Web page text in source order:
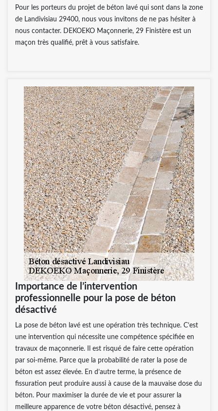
Pour les porteurs du projet de béton lavé qui sont dans la zone
de Landivisiau 29400, nous vous invitons de ne pas hésiter à
nous contacter. DEKOEKO Maçonnerie, 29 Finistère est un
maçon très qualifié, prêt à vous satisfaire.
Importance de l’intervention
professionnelle pour la pose de béton
désactivé
La pose de béton lavé est une opération très technique. C’est
une intervention qui nécessite une compétence spécifiée en
travaux de maçonnerie. Il est risqué de faire cette opération
par soi-même. Parce que la probabilité de rater la pose de
béton est assez élevée. En d’autre terme, la présence de
fissuration peut produire aussi à cause de la mauvaise dose du
béton. Pour maximiser la durée de vie et pour assurer la
meilleure apparence de votre béton désactivé, pensez à